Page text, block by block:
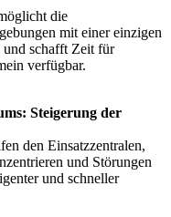
die
mit einer einzigen
schafft Zeit für
verfügbar.
Steigerung der
den Einsatzzentralen,
und Störungen
und schneller